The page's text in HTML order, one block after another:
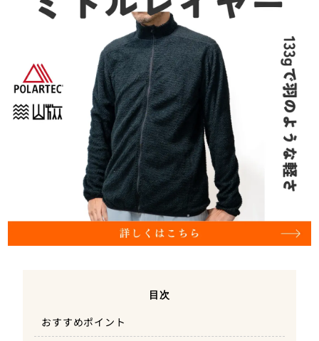
目次
おすすめポイント